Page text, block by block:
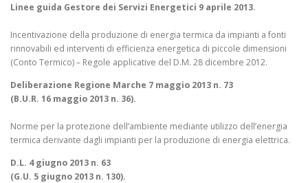
Linee guida Gestore dei Servizi Energetici 9 aprile 2013.
Incentivazione della produzione di energia termica da impianti a fonti
rinnovabili ed interventi di efficienza energetica di piccole dimensioni
(Conto Termico) – Regole applicative del D.M. 28 dicembre 2012.
Deliberazione Regione Marche 7 maggio 2013 n. 73
(B.U.R. 16 maggio 2013 n. 36).
Norme per la protezione dell’ambiente mediante utilizzo dell’energia
termica derivante dagli impianti per la produzione di energia elettrica.
D.L. 4 giugno 2013 n. 63
(G.U. 5 giugno 2013 n. 130).